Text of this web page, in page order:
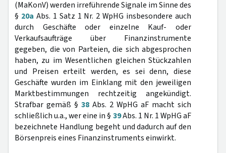
(MaKonV) werden irreführende Signale im Sinne des
§ 20a Abs. 1 Satz 1 Nr. 2 WpHG insbesondere auch
durch Geschäfte oder einzelne Kauf- oder
Verkaufsaufträge über Finanzinstrumente
gegeben, die von Parteien, die sich abgesprochen
haben, zu im Wesentlichen gleichen Stückzahlen
und Preisen erteilt werden, es sei denn, diese
Geschäfte wurden im Einklang mit den jeweiligen
Marktbestimmungen rechtzeitig angekündigt.
Strafbar gemäß § 38 Abs. 2 WpHG aF macht sich
schließlich u.a., wer eine in § 39Abs. 1 Nr. 1 WpHG aF
bezeichnete Handlung begeht und dadurch auf den
Börsenpreis eines Finanzinstruments einwirkt.